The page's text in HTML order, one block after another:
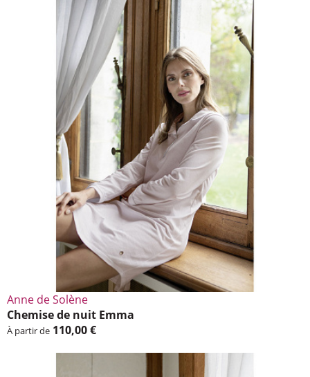
Anne de Solène
Chemise de nuit Emma
À partir de 110,00 €